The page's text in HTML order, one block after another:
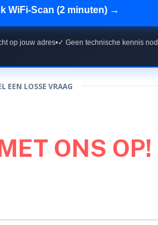
WiFi-Scan (2 minuten) →
op jouw adres•✓ Geen technische kennis
EEN LOSSE VRAAG
ONS OP!